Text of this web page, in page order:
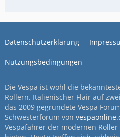
Datenschutzerklärung
Nutzungsbedingungen
Die Vespa ist wohl die
Rollern. Italienischer Flair auf
das 2009 gegründete Vespa Forum
Schwesterforum von
Vespafahrer der modernen